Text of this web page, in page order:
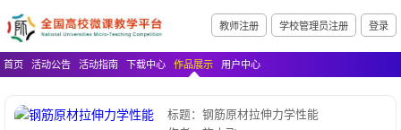
教师注册 学校管理员注册 登录
首页 活动公告 活动指南 下载中心 作品展示 用户中心
标题：钢筋原材拉伸力学性能